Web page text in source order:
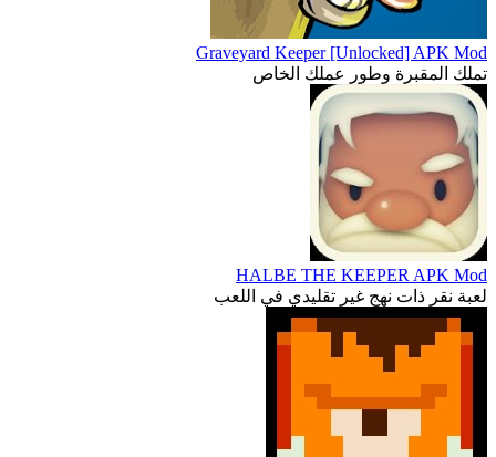
Graveyard Keeper [Unlocked] APK Mod
تملك المقبرة وطور عملك الخاص
HALBE THE KEEPER APK Mod
لعبة نقر ذات نهج غير تقليدي في اللعب